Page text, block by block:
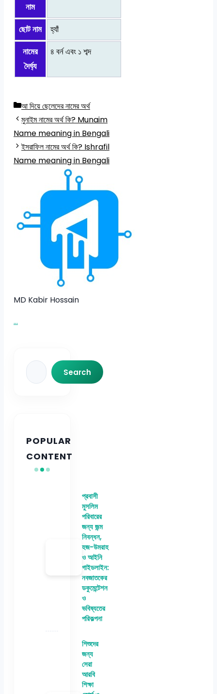
নাম
ছোট নাম হ্যাঁ
নামের
দৈর্ঘ্য
৪ বর্ন এবং ১ শব্দ
Categories
আ দিয়ে ছেলেদের নামের অর্থ
মুনাইম নামের অর্থ কি? Munaim
Name meaning in Bengali
ইসরাফিল নামের অর্থ কি? Ishrafil
Name meaning in Bengali
MD Kabir Hossain
...
Search
Search
POPULAR
CONTENT
প্রবাসী
মুসলিম
পরিবারের
জন্য জন্ম
নিবন্ধন,
হজ-উমরাহ
ও আইনি
গাইডলাইন:
নবজাতকের
ডকুমেন্টেশন
ও
ভবিষ্যতের
পরিকল্পনা
শিশুদের
জন্য
সেরা
আরবি
শিক্ষা